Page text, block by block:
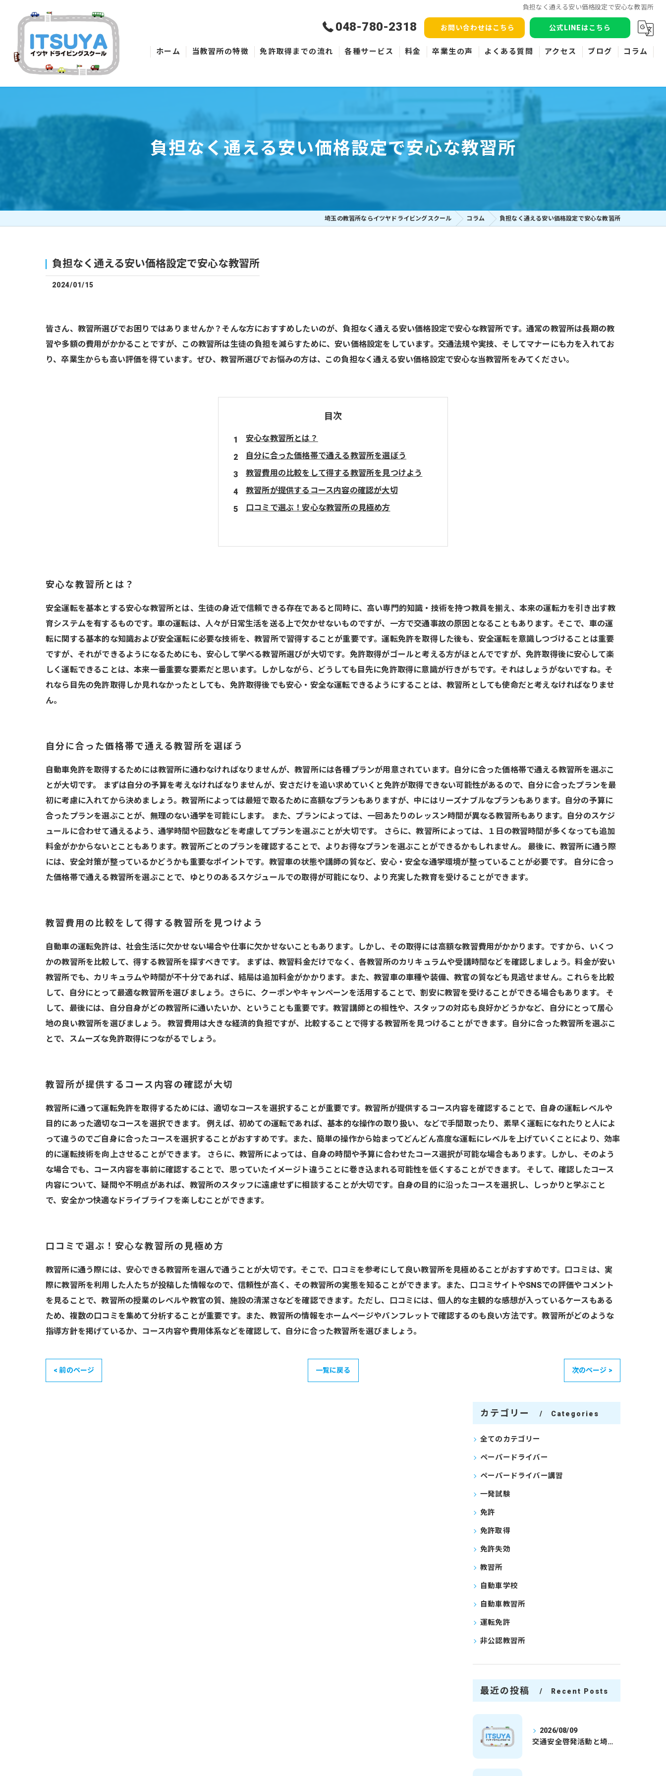
負担なく通える安い価格設定で安心な教習所
048-780-2318 お問い合わせはこちら 公式LINEはこちら
ホーム 当教習所の特徴 免許取得までの流れ 各種サービス
ペーパードライバー
料金 卒業生の声 よくある質問 アクセス ブログ コラム
負担なく通える安い価格設定で安心な教習所
埼玉の教習所ならイツヤドライビングスクール コラム 負担なく通える安い価格設定で安心な教習所
負担なく通える安い価格設定で安心な教習所
2024/01/15
皆さん、教習所選びでお困りではありませんか？そんな方におすすめしたいのが、負担なく通える安い価格設定で安心な教習所です。通常の教習所は長期の教
習や多額の費用がかかることですが、この教習所は生徒の負担を減らすために、安い価格設定をしています。交通法規や実技、そしてマナーにも力を入れてお
り、卒業生からも高い評価を得ています。ぜひ、教習所選びでお悩みの方は、この負担なく通える安い価格設定で安心な当教習所をみてください。
目次
安心な教習所とは？
自分に合った価格帯で通える教習所を選ぼう
教習費用の比較をして得する教習所を見つけよう
教習所が提供するコース内容の確認が大切
口コミで選ぶ！安心な教習所の見極め方
安心な教習所とは？
安全運転を基本とする安心な教習所とは、生徒の身近で信頼できる存在であると同時に、高い専門的知識・技術を持つ教員を揃え、本来の運転力を引き出す教
育システムを有するものです。車の運転は、人々が日常生活を送る上で欠かせないものですが、一方で交通事故の原因となることもあります。そこで、車の運
転に関する基本的な知識および安全運転に必要な技術を、教習所で習得することが重要です。運転免許を取得した後も、安全運転を意識しつづけることは重要
ですが、それができるようになるためにも、安心して学べる教習所選びが大切です。免許取得がゴールと考える方がほとんでですが、免許取得後に安心して楽
しく運転できることは、本来一番重要な要素だと思います。しかしながら、どうしても目先に免許取得に意識が行きがちです。それはしょうがないですね。そ
れなら目先の免許取得しか見れなかったとしても、免許取得後でも安心・安全な運転できるようにすることは、教習所としても使命だと考えなければなりませ
ん。
自分に合った価格帯で通える教習所を選ぼう
自動車免許を取得するためには教習所に通わなければなりませんが、教習所には各種プランが用意されています。自分に合った価格帯で通える教習所を選ぶこ
とが大切です。 まずは自分の予算を考えなければなりませんが、安さだけを追い求めていくと免許が取得できない可能性があるので、自分に合ったプランを最
初に考慮に入れてから決めましょう。教習所によっては最短で取るために高額なプランもありますが、中にはリーズナブルなプランもあります。自分の予算に
合ったプランを選ぶことが、無理のない通学を可能にします。 また、プランによっては、一回あたりのレッスン時間が異なる教習所もあります。自分のスケジ
ュールに合わせて通えるよう、通学時間や回数などを考慮してプランを選ぶことが大切です。 さらに、教習所によっては、１日の教習時間が多くなっても追加
料金がかからないとこともあります。教習所ごとのプランを確認することで、よりお得なプランを選ぶことができるかもしれません。 最後に、教習所に通う際
には、安全対策が整っているかどうかも重要なポイントです。教習車の状態や講師の質など、安心・安全な通学環境が整っていることが必要です。 自分に合っ
た価格帯で通える教習所を選ぶことで、ゆとりのあるスケジュールでの取得が可能になり、より充実した教育を受けることができます。
教習費用の比較をして得する教習所を見つけよう
自動車の運転免許は、社会生活に欠かせない場合や仕事に欠かせないこともあります。しかし、その取得には高額な教習費用がかかります。ですから、いくつ
かの教習所を比較して、得する教習所を探すべきです。 まずは、教習料金だけでなく、各教習所のカリキュラムや受講時間などを確認しましょう。料金が安い
教習所でも、カリキュラムや時間が不十分であれば、結局は追加料金がかかります。また、教習車の車種や装備、教官の質なども見逃せません。これらを比較
して、自分にとって最適な教習所を選びましょう。さらに、クーポンやキャンペーンを活用することで、割安に教習を受けることができる場合もあります。 そ
して、最後には、自分自身がどの教習所に通いたいか、ということも重要です。教習講師との相性や、スタッフの対応も良好かどうかなど、自分にとって居心
地の良い教習所を選びましょう。 教習費用は大きな経済的負担ですが、比較することで得する教習所を見つけることができます。自分に合った教習所を選ぶこ
とで、スムーズな免許取得につながるでしょう。
教習所が提供するコース内容の確認が大切
教習所に通って運転免許を取得するためには、適切なコースを選択することが重要です。教習所が提供するコース内容を確認することで、自身の運転レベルや
目的にあった適切なコースを選択できます。 例えば、初めての運転であれば、基本的な操作の取り扱い、などで手間取ったり、素早く運転になれたりと人によ
って違うのでご自身に合ったコースを選択することがおすすめです。また、簡単の操作から始まってどんどん高度な運転にレベルを上げていくことにより、効率
的に運転技術を向上させることができます。 さらに、教習所によっては、自身の時間や予算に合わせたコース選択が可能な場合もあります。しかし、そのよう
な場合でも、コース内容を事前に確認することで、思っていたイメージト違うことに巻き込まれる可能性を低くすることができます。 そして、確認したコース
内容について、疑問や不明点があれば、教習所のスタッフに遠慮せずに相談することが大切です。自身の目的に沿ったコースを選択し、しっかりと学ぶこと
で、安全かつ快適なドライブライフを楽しむことができます。
口コミで選ぶ！安心な教習所の見極め方
教習所に通う際には、安心できる教習所を選んで通うことが大切です。そこで、口コミを参考にして良い教習所を見極めることがおすすめです。口コミは、実
際に教習所を利用した人たちが投稿した情報なので、信頼性が高く、その教習所の実態を知ることができます。また、口コミサイトやSNSでの評価やコメント
を見ることで、教習所の授業のレベルや教官の質、施設の清潔さなどを確認できます。ただし、口コミには、個人的な主観的な感想が入っているケースもある
ため、複数の口コミを集めて分析することが重要です。また、教習所の情報をホームページやパンフレットで確認するのも良い方法です。教習所がどのような
指導方針を掲げているか、コース内容や費用体系などを確認して、自分に合った教習所を選びましょう。
< 前のページ 一覧に戻る 次のページ >
カテゴリー Categories
全てのカテゴリー
ペーパードライバー
ペーパードライバー講習
一発試験
免許
免許取得
免許失効
教習所
自動車学校
自動車教習所
運転免許
非公認教習所
最近の投稿 Recent Posts
2026/08/09
交通安全啓発活動と埼玉県さいたま市行田市で免許取得を安心して目指すための実践ガイド